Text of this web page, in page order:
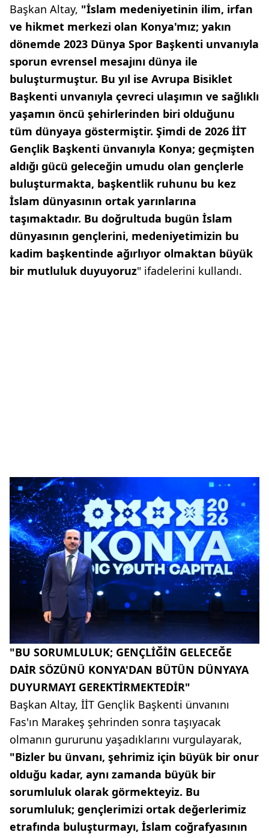
Başkan Altay, "İslam medeniyetinin ilim, irfan
ve hikmet merkezi olan Konya'mız; yakın
dönemde 2023 Dünya Spor Başkenti unvanıyla
sporun evrensel mesajını dünya ile
buluşturmuştur. Bu yıl ise Avrupa Bisiklet
Başkenti unvanıyla çevreci ulaşımın ve sağlıklı
yaşamın öncü şehirlerinden biri olduğunu
tüm dünyaya göstermiştir. Şimdi de 2026 İİT
Gençlik Başkenti ünvanıyla Konya; geçmişten
aldığı gücü geleceğin umudu olan gençlerle
buluşturmakta, başkentlik ruhunu bu kez
İslam dünyasının ortak yarınlarına
taşımaktadır. Bu doğrultuda bugün İslam
dünyasının gençlerini, medeniyetimizin bu
kadim başkentinde ağırlıyor olmaktan büyük
bir mutluluk duyuyoruz" ifadelerini kullandı.
"BU SORUMLULUK; GENÇLİĞİN GELECEĞE
DAİR SÖZÜNÜ KONYA'DAN BÜTÜN DÜNYAYA
DUYURMAYI GEREKTİRMEKTEDİR"
Başkan Altay, İİT Gençlik Başkenti ünvanını
Fas'ın Marakeş şehrinden sonra taşıyacak
olmanın gururunu yaşadıklarını vurgulayarak,
"Bizler bu ünvanı, şehrimiz için büyük bir onur
olduğu kadar, aynı zamanda büyük bir
sorumluluk olarak görmekteyiz. Bu
sorumluluk; gençlerimizi ortak değerlerimiz
etrafında buluşturmayı, İslam coğrafyasının